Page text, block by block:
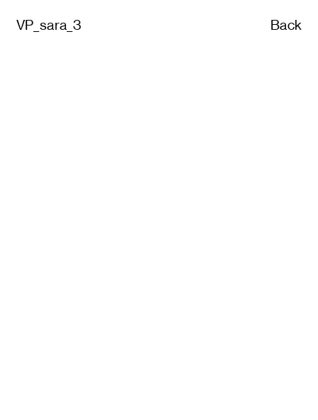
VP_sara_3 Back